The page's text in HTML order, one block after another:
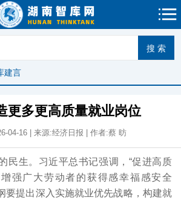
建言
更多更高质量就业岗位
04-16 | 来源:经济日报 | 作者:蔡 昉
民生。习近平总书记强调，“促进高质
增强广大劳动者的获得感幸福感安全
要提出深入实施就业优先战略，构建就